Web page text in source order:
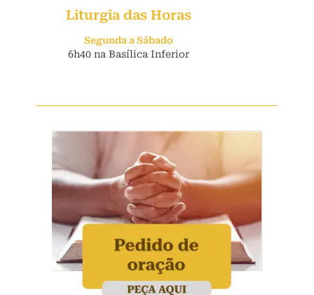
Liturgia das Horas
Segunda a Sábado
6h40 na Basílica Inferior